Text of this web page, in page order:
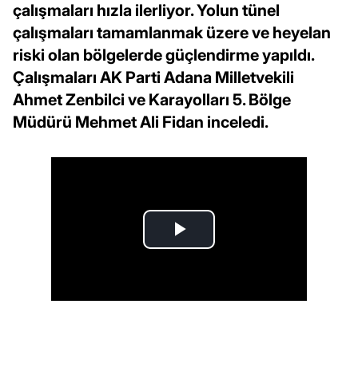
çalışmaları hızla ilerliyor. Yolun tünel
çalışmaları tamamlanmak üzere ve heyelan
riski olan bölgelerde güçlendirme yapıldı.
Çalışmaları AK Parti Adana Milletvekili
Ahmet Zenbilci ve Karayolları 5. Bölge
Müdürü Mehmet Ali Fidan inceledi.